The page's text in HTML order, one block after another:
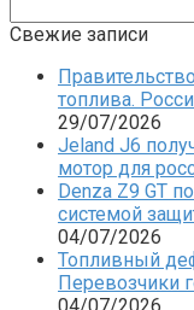
Свежие записи
топлива.
29/07/2026
Jeland J6
мотор для
Denza Z9 GT
системой
04/07/2026
Топливный
Перевозчики